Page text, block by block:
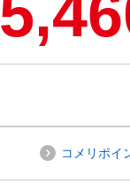
コメリポイ